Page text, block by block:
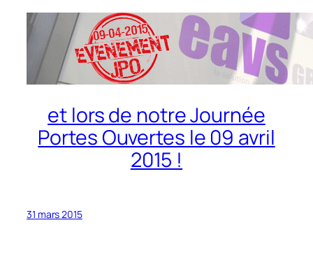
et lors de notre Journée
Portes Ouvertes le 09 avril
2015 !
31 mars 2015